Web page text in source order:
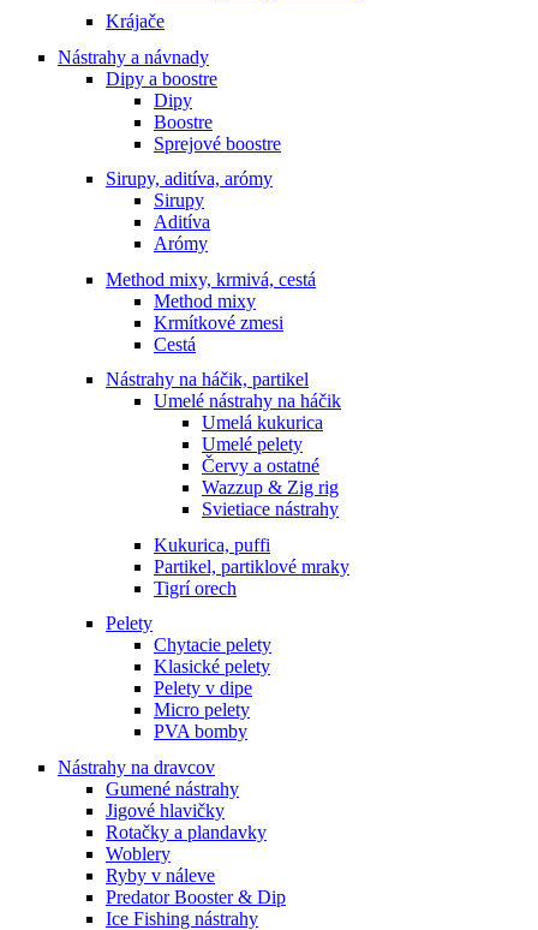
Krájače
Nástrahy a návnady
Dipy a boostre
Dipy
Boostre
Sprejové boostre
Sirupy, aditíva, arómy
Sirupy
Aditíva
Arómy
Method mixy, krmivá, cestá
Method mixy
Krmítkové zmesi
Cestá
Nástrahy na háčik, partikel
Umelé nástrahy na háčik
Umelá kukurica
Umelé pelety
Červy a ostatné
Wazzup & Zig rig
Svietiace nástrahy
Kukurica, puffi
Partikel, partiklové mraky
Tigrí orech
Pelety
Chytacie pelety
Klasické pelety
Pelety v dipe
Micro pelety
PVA bomby
Nástrahy na dravcov
Gumené nástrahy
Jigové hlavičky
Rotačky a plandavky
Woblery
Ryby v náleve
Predator Booster & Dip
Ice Fishing nástrahy